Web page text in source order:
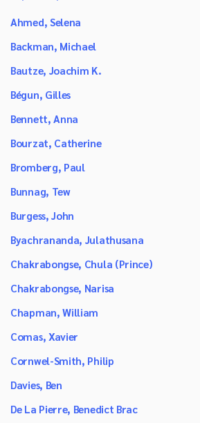
Ahmed, Selena
Backman, Michael
Bautze, Joachim K.
Bégun, Gilles
Bennett, Anna
Bourzat, Catherine
Bromberg, Paul
Bunnag, Tew
Burgess, John
Byachrananda, Julathusana
Chakrabongse, Chula (Prince)
Chakrabongse, Narisa
Chapman, William
Comas, Xavier
Cornwel-Smith, Philip
Davies, Ben
De La Pierre, Benedict Brac